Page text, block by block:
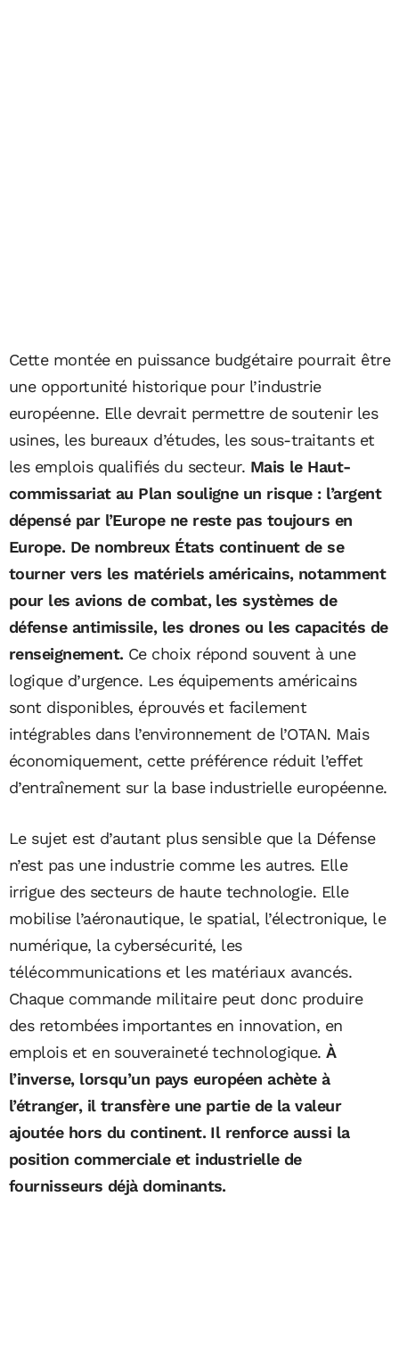
Cette montée en puissance budgétaire pourrait être
une opportunité historique pour l’industrie
européenne. Elle devrait permettre de soutenir les
usines, les bureaux d’études, les sous-traitants et
les emplois qualifiés du secteur. Mais le Haut-
commissariat au Plan souligne un risque : l’argent
dépensé par l’Europe ne reste pas toujours en
Europe. De nombreux États continuent de se
tourner vers les matériels américains, notamment
pour les avions de combat, les systèmes de
défense antimissile, les drones ou les capacités de
renseignement. Ce choix répond souvent à une
logique d’urgence. Les équipements américains
sont disponibles, éprouvés et facilement
intégrables dans l’environnement de l’OTAN. Mais
économiquement, cette préférence réduit l’effet
d’entraînement sur la base industrielle européenne.
Le sujet est d’autant plus sensible que la Défense
n’est pas une industrie comme les autres. Elle
irrigue des secteurs de haute technologie. Elle
mobilise l’aéronautique, le spatial, l’électronique, le
numérique, la cybersécurité, les
télécommunications et les matériaux avancés.
Chaque commande militaire peut donc produire
des retombées importantes en innovation, en
emplois et en souveraineté technologique.À
l’inverse, lorsqu’un pays européen achète à
l’étranger, il transfère une partie de la valeur
ajoutée hors du continent. Il renforce aussi la
position commerciale et industrielle de
fournisseurs déjà dominants.